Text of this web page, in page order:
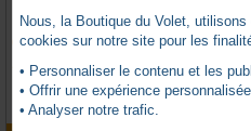
Sur commande uniquement
0 avis
7,27€ TTC
Nous, la Boutique du Volet,
cookies sur notre site pour les
• Personnaliser le contenu et les
• Offrir une expérience personnalisée
• Analyser notre trafic.